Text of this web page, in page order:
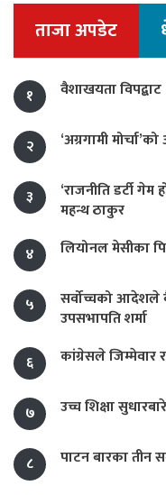
ताजा अपडेट
१ वैशाखयता
२ ‘अग्रगामी
३
‘राजनीति डर्टी गेम
महन्थ ठाकुर
४
लियोनल मेसीका
५
सर्वोच्चको
उपसभापति शर्मा
६
कांग्रेसले जिम्मेवार
७ उच्च शिक्षा
८ पाटन बारका तीन